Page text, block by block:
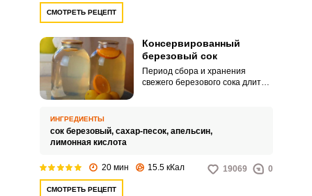
СМОТРЕТЬ РЕЦЕПТ
Консервированный
березовый сок
Период сбора и хранения
свежего березового сока длится
зимой.
ИНГРЕДИЕНТЫ
сок березовый, сахар-песок, апельсин,
лимонная кислота
20 мин 15.5 кКал 19069 0
СМОТРЕТЬ РЕЦЕПТ